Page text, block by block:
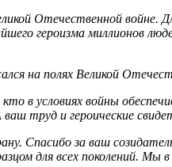
Отечественной войне.
героизма миллионов
на полях Великой
в условиях войны
труд и героические
Спасибо за ваш
для всех поколений. Мы